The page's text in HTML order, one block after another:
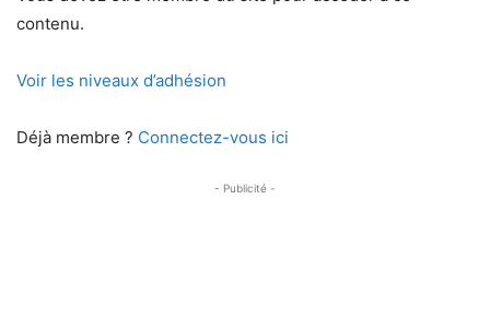
contenu.
Voir les niveaux d’adhésion
Déjà membre ? Connectez-vous ici
- Publicité -